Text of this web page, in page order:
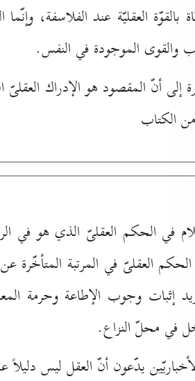
بالقوّة العقليّة عند الفلاسفة،
والقوى الموجودة في النفس.
إلى أنّ المقصود هو الإدراك
الكتاب
في الحكم العقلىّ الذي هو في
العقلىّ في المرتبة
إثبات وجوب الإطاعة وحرمة
في محلّ النزاع.
يدّعون أنّ العقل ليس دليلاً